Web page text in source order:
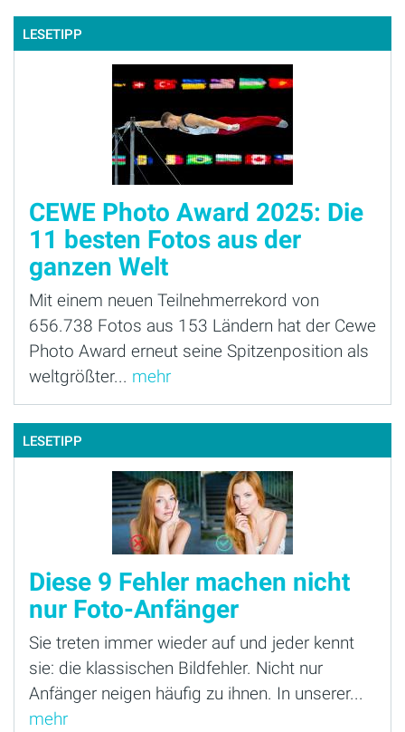
LESETIPP
CEWE Photo Award 2025: Die
11 besten Fotos aus der
ganzen Welt
Mit einem neuen Teilnehmerrekord von
656.738 Fotos aus 153 Ländern hat der Cewe
Photo Award erneut seine Spitzenposition als
weltgrößter... mehr
LESETIPP
Diese 9 Fehler machen nicht
nur Foto-Anfänger
Sie treten immer wieder auf und jeder kennt
sie: die klassischen Bildfehler. Nicht nur
Anfänger neigen häufig zu ihnen. In unserer...
mehr